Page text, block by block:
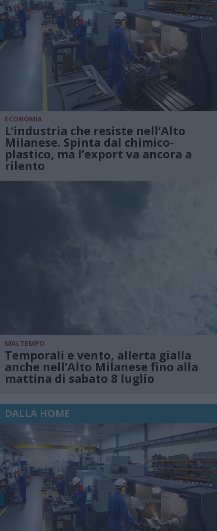
ECONOMIA
L’industria che resiste nell’Alto
Milanese. Spinta dal chimico-
plastico, ma l’export va ancora a
rilento
MALTEMPO
Temporali e vento, allerta gialla
anche nell’Alto Milanese fino alla
mattina di sabato 8 luglio
DALLA HOME